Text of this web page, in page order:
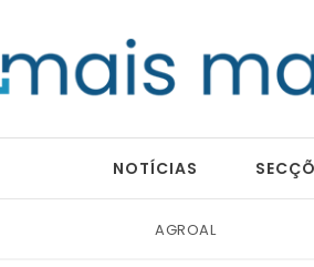
NOTÍCIAS
Bondex